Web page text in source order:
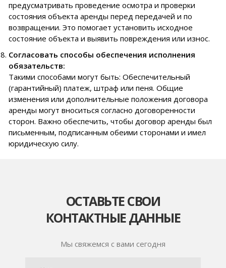
предусматривать проведение осмотра и проверки
состояния объекта аренды перед передачей и по
возвращении. Это помогает установить исходное
состояние объекта и выявить повреждения или износ.
Согласовать способы обеспечения исполнения
обязательств:
Такими способами могут быть: Обеспечительный
(гарантийный) платеж, штраф или пеня. Общие
изменения или дополнительные положения договора
аренды могут вноситься согласно договоренности
сторон. Важно обеспечить, чтобы договор аренды был
письменным, подписанным обеими сторонами и имел
юридическую силу.
ОСТАВЬТЕ СВОИ
КОНТАКТНЫЕ ДАННЫЕ
Мы свяжемся с вами сегодня